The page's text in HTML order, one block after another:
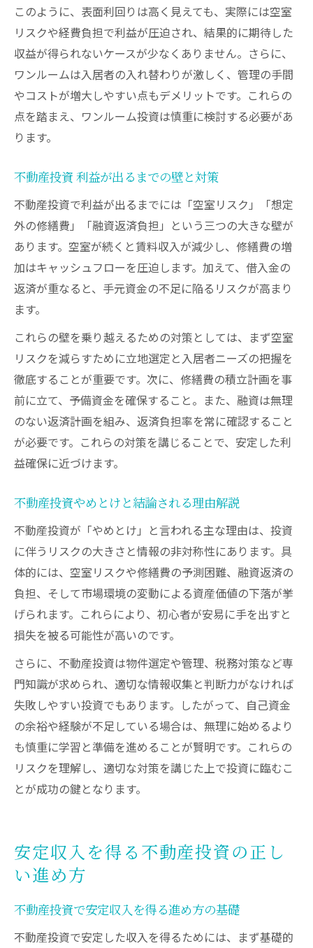
このように、表面利回りは高く見えても、実際には空室
リスクや経費負担で利益が圧迫され、結果的に期待した
収益が得られないケースが少なくありません。さらに、
ワンルームは入居者の入れ替わりが激しく、管理の手間
やコストが増大しやすい点もデメリットです。これらの
点を踏まえ、ワンルーム投資は慎重に検討する必要があ
ります。
不動産投資 利益が出るまでの壁と対策
不動産投資で利益が出るまでには「空室リスク」「想定
外の修繕費」「融資返済負担」という三つの大きな壁が
あります。空室が続くと賃料収入が減少し、修繕費の増
加はキャッシュフローを圧迫します。加えて、借入金の
返済が重なると、手元資金の不足に陥るリスクが高まり
ます。
これらの壁を乗り越えるための対策としては、まず空室
リスクを減らすために立地選定と入居者ニーズの把握を
徹底することが重要です。次に、修繕費の積立計画を事
前に立て、予備資金を確保すること。また、融資は無理
のない返済計画を組み、返済負担率を常に確認すること
が必要です。これらの対策を講じることで、安定した利
益確保に近づけます。
不動産投資やめとけと結論される理由解説
不動産投資が「やめとけ」と言われる主な理由は、投資
に伴うリスクの大きさと情報の非対称性にあります。具
体的には、空室リスクや修繕費の予測困難、融資返済の
負担、そして市場環境の変動による資産価値の下落が挙
げられます。これらにより、初心者が安易に手を出すと
損失を被る可能性が高いのです。
さらに、不動産投資は物件選定や管理、税務対策など専
門知識が求められ、適切な情報収集と判断力がなければ
失敗しやすい投資でもあります。したがって、自己資金
の余裕や経験が不足している場合は、無理に始めるより
も慎重に学習と準備を進めることが賢明です。これらの
リスクを理解し、適切な対策を講じた上で投資に臨むこ
とが成功の鍵となります。
安定収入を得る不動産投資の正し
い進め方
不動産投資で安定収入を得る進め方の基礎
不動産投資で安定した収入を得るためには、まず基礎的